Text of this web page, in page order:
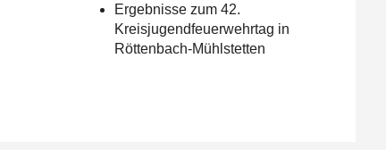
Ergebnisse zum 42.
Kreisjugendfeuerwehrtag in
Röttenbach-Mühlstetten